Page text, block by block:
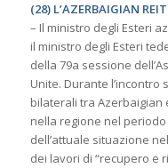
(28) L’AZERBAIGIAN
– Il ministro degli Esteri
il ministro degli Esteri
della 79a sessione
Unite. Durante
bilaterali tra Azerbaigian
nella regione nel
dell’attuale situazione
dei lavori di “recupero e